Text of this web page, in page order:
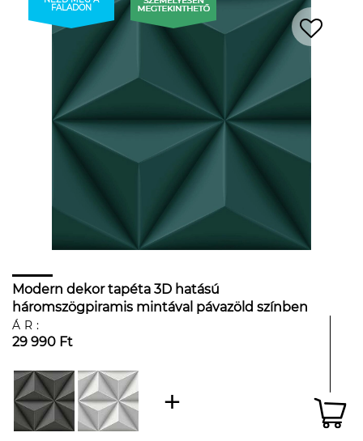
FALADON
Modern dekor tapéta 3D hatású
háromszögpiramis mintával pávazöld színben
ÁR:
29 990 Ft